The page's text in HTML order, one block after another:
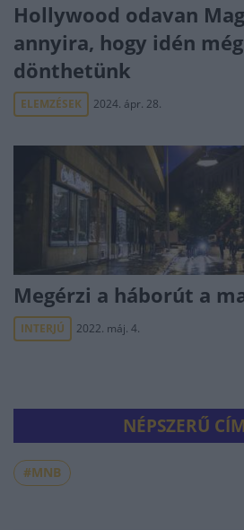
Hollywood odavan
annyira, hogy idén
dönthetünk
ELEMZÉSEK 2024. ápr. 28.
Megérzi a háborút a
INTERJÚ 2022. máj. 4.
NÉPSZERŰ
#MNB